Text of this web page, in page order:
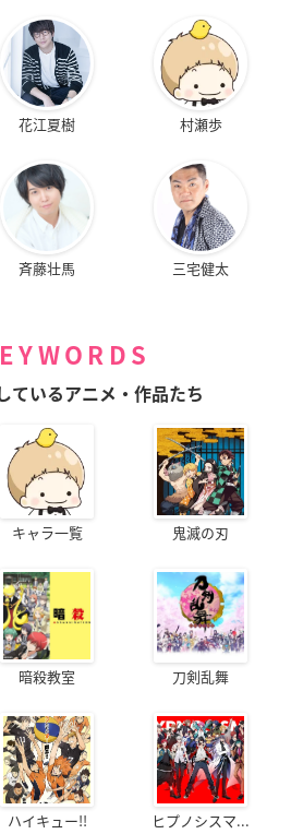
花江夏樹 村瀬歩
斉藤壮馬 三宅健太
ているアニメ・作品たち
キャラ一覧 鬼滅の刃
暗殺教室 刀剣乱舞
ハイキュー!! ヒプノシスマ...